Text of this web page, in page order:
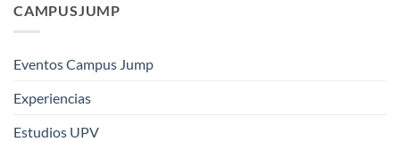
CAMPUSJUMP
Eventos Campus Jump
Experiencias
Estudios UPV